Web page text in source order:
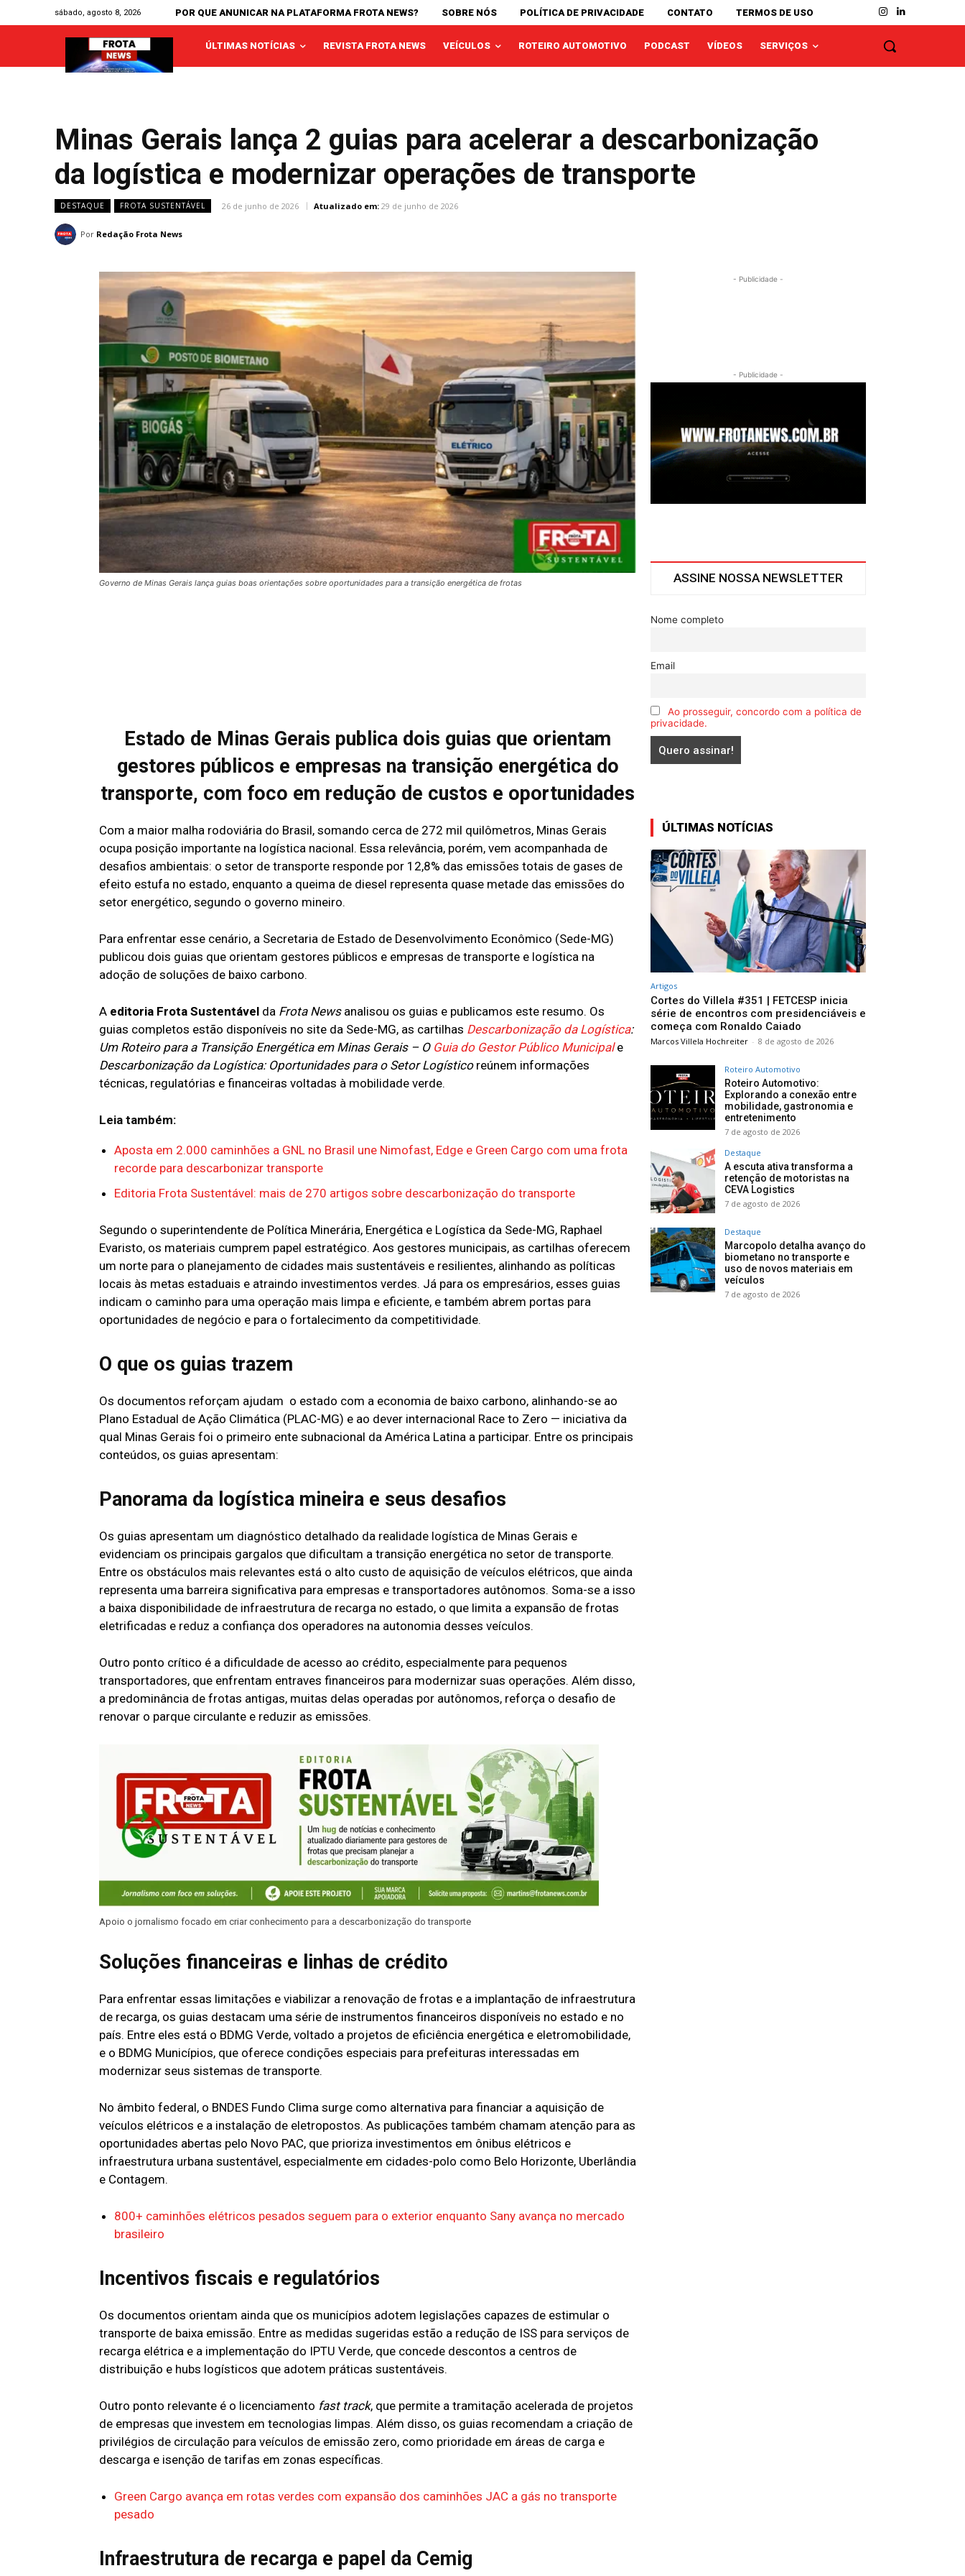
sábado, agosto 8, 2026 POR QUE ANUNICAR NA PLATAFORMA FROTA NEWS? SOBRE NÓS POLÍTICA DE PRIVACIDADE CONTATO TERMOS DE USO
ÚLTIMAS NOTÍCIAS REVISTA FROTA NEWS VEÍCULOS ROTEIRO AUTOMOTIVO PODCAST VÍDEOS SERVIÇOS
Minas Gerais lança 2 guias para acelerar a descarbonização
da logística e modernizar operações de transporte
DESTAQUE FROTA SUSTENTÁVEL 26 de junho de 2026 Atualizado em: 29 de junho de 2026
Por Redação Frota News
Governo de Minas Gerais lança guias boas orientações sobre oportunidades para a transição energética de frotas
Estado de Minas Gerais publica dois guias que orientam
gestores públicos e empresas na transição energética do
transporte, com foco em redução de custos e oportunidades
Com a maior malha rodoviária do Brasil, somando cerca de 272 mil quilômetros, Minas Gerais
ocupa posição importante na logística nacional. Essa relevância, porém, vem acompanhada de
desafios ambientais: o setor de transporte responde por 12,8% das emissões totais de gases de
efeito estufa no estado, enquanto a queima de diesel representa quase metade das emissões do
setor energético, segundo o governo mineiro.
Para enfrentar esse cenário, a Secretaria de Estado de Desenvolvimento Econômico (Sede-MG)
publicou dois guias que orientam gestores públicos e empresas de transporte e logística na
adoção de soluções de baixo carbono.
A editoria Frota Sustentável da Frota Newsanalisou os guias e publicamos este resumo. Os
guias completos estão disponíveis no site da Sede-MG, as cartilhas Descarbonização da Logística:
Um Roteiro para a Transição Energética em Minas Gerais – O Guia do Gestor Público Municipale
Descarbonização da Logística: Oportunidades para o Setor Logísticoreúnem informações
técnicas, regulatórias e financeiras voltadas à mobilidade verde.
Leia também:
Aposta em 2.000 caminhões a GNL no Brasil une Nimofast, Edge e Green Cargo com uma frota
recorde para descarbonizar transporte
Editoria Frota Sustentável: mais de 270 artigos sobre descarbonização do transporte
Segundo o superintendente de Política Minerária, Energética e Logística da Sede-MG, Raphael
Evaristo, os materiais cumprem papel estratégico. Aos gestores municipais, as cartilhas oferecem
um norte para o planejamento de cidades mais sustentáveis e resilientes, alinhando as políticas
locais às metas estaduais e atraindo investimentos verdes. Já para os empresários, esses guias
indicam o caminho para uma operação mais limpa e eficiente, e também abrem portas para
oportunidades de negócio e para o fortalecimento da competitividade.
O que os guias trazem
Os documentos reforçam ajudam o estado com a economia de baixo carbono, alinhando-se ao
Plano Estadual de Ação Climática (PLAC-MG) e ao dever internacional Race to Zero — iniciativa da
qual Minas Gerais foi o primeiro ente subnacional da América Latina a participar. Entre os principais
conteúdos, os guias apresentam:
Panorama da logística mineira e seus desafios
Os guias apresentam um diagnóstico detalhado da realidade logística de Minas Gerais e
evidenciam os principais gargalos que dificultam a transição energética no setor de transporte.
Entre os obstáculos mais relevantes está o alto custo de aquisição de veículos elétricos, que ainda
representa uma barreira significativa para empresas e transportadores autônomos. Soma-se a isso
a baixa disponibilidade de infraestrutura de recarga no estado, o que limita a expansão de frotas
eletrificadas e reduz a confiança dos operadores na autonomia desses veículos.
Outro ponto crítico é a dificuldade de acesso ao crédito, especialmente para pequenos
transportadores, que enfrentam entraves financeiros para modernizar suas operações. Além disso,
a predominância de frotas antigas, muitas delas operadas por autônomos, reforça o desafio de
renovar o parque circulante e reduzir as emissões.
Apoio o jornalismo focado em criar conhecimento para a descarbonização do transporte
Soluções financeiras e linhas de crédito
Para enfrentar essas limitações e viabilizar a renovação de frotas e a implantação de infraestrutura
de recarga, os guias destacam uma série de instrumentos financeiros disponíveis no estado e no
país. Entre eles está o BDMG Verde, voltado a projetos de eficiência energética e eletromobilidade,
e o BDMG Municípios, que oferece condições especiais para prefeituras interessadas em
modernizar seus sistemas de transporte.
No âmbito federal, o BNDES Fundo Clima surge como alternativa para financiar a aquisição de
veículos elétricos e a instalação de eletropostos. As publicações também chamam atenção para as
oportunidades abertas pelo Novo PAC, que prioriza investimentos em ônibus elétricos e
infraestrutura urbana sustentável, especialmente em cidades-polo como Belo Horizonte, Uberlândia
e Contagem.
800+ caminhões elétricos pesados seguem para o exterior enquanto Sany avança no mercado
brasileiro
Incentivos fiscais e regulatórios
Os documentos orientam ainda que os municípios adotem legislações capazes de estimular o
transporte de baixa emissão. Entre as medidas sugeridas estão a redução de ISS para serviços de
recarga elétrica e a implementação do IPTU Verde, que concede descontos a centros de
distribuição e hubs logísticos que adotem práticas sustentáveis.
Outro ponto relevante é o licenciamento fast track, que permite a tramitação acelerada de projetos
de empresas que investem em tecnologias limpas. Além disso, os guias recomendam a criação de
privilégios de circulação para veículos de emissão zero, como prioridade em áreas de carga e
descarga e isenção de tarifas em zonas específicas.
Green Cargo avança em rotas verdes com expansão dos caminhões JAC a gás no transporte
pesado
Infraestrutura de recarga e papel da Cemig
- Publicidade -
- Publicidade -
ASSINE NOSSA NEWSLETTER
Nome completo
Email
Ao prosseguir, concordo com a política de
privacidade.
ÚLTIMAS NOTÍCIAS
Artigos
Cortes do Villela #351 | FETCESP inicia
série de encontros com presidenciáveis e
começa com Ronaldo Caiado
Marcos Villela Hochreiter - 8 de agosto de 2026
Roteiro Automotivo
Roteiro Automotivo:
Explorando a conexão entre
mobilidade, gastronomia e
entretenimento
7 de agosto de 2026
Destaque
A escuta ativa transforma a
retenção de motoristas na
CEVA Logistics
7 de agosto de 2026
Destaque
Marcopolo detalha avanço do
biometano no transporte e
uso de novos materiais em
veículos
7 de agosto de 2026